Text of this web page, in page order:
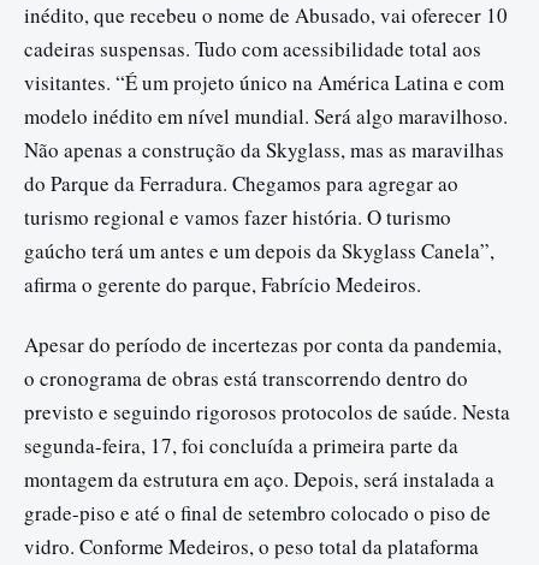
inédito, que recebeu o nome de Abusado, vai oferecer 10
cadeiras suspensas. Tudo com acessibilidade total aos
visitantes. “É um projeto único na América Latina e com
modelo inédito em nível mundial. Será algo maravilhoso.
Não apenas a construção da Skyglass, mas as maravilhas
do Parque da Ferradura. Chegamos para agregar ao
turismo regional e vamos fazer história. O turismo
gaúcho terá um antes e um depois da Skyglass Canela”,
afirma o gerente do parque, Fabrício Medeiros.
Apesar do período de incertezas por conta da pandemia,
o cronograma de obras está transcorrendo dentro do
previsto e seguindo rigorosos protocolos de saúde. Nesta
segunda-feira, 17, foi concluída a primeira parte da
montagem da estrutura em aço. Depois, será instalada a
grade-piso e até o final de setembro colocado o piso de
vidro. Conforme Medeiros, o peso total da plataforma